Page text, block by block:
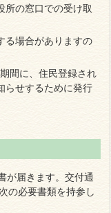
所の窓口での受け取
る場合がありますの
間に、住民登録され
らせするために発行
が届きます。交付通
の必要書類を持参し